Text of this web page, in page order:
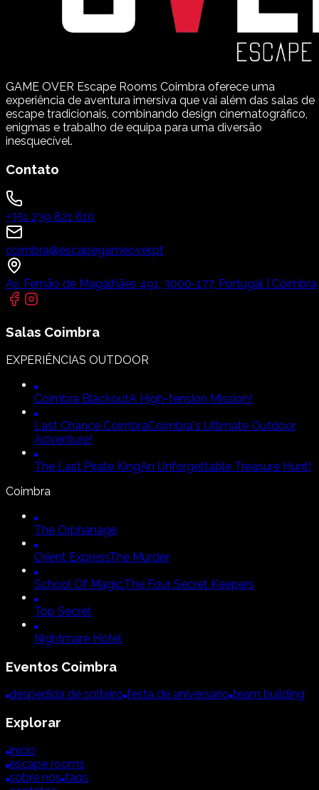
GAME OVER Escape Rooms Coimbra oferece uma
experiência de aventura imersiva que vai além das salas de
escape tradicionais, combinando design cinematográfico,
enigmas e trabalho de equipa para uma diversão
inesquecível.
Contato
+351 239 821 610
coimbra@escapegameover.pt
Av. Fernão de Magalhães 491, 3000-177, Portugal | Coimbra
Salas Coimbra
EXPERIÊNCIAS OUTDOOR
Coimbra BlackoutA High-tension Mission!
Last Chance CoimbraCoimbra's Ultimate Outdoor
Adventure!
The Last Pirate KingAn Unforgettable Treasure Hunt!
Coimbra
The Orphanage
Orient ExpressThe Murder
School Of Magic:The Four Secret Keepers
Top Secret
Nightmare Hotel
Eventos Coimbra
despedida de solteiro festa de aniversário team building
Explorar
início
escape rooms
sobre nós faqs